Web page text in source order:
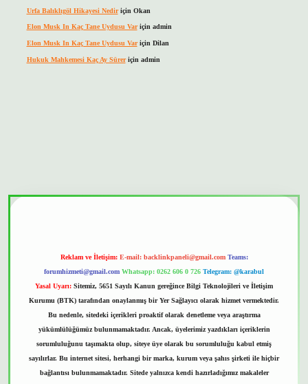
Urfa Balıklıgöl Hikayesi Nediriçin Okan
Elon Musk In Kaç Tane Uydusu Variçin admin
Elon Musk In Kaç Tane Uydusu Variçin Dilan
Hukuk Mahkemesi Kaç Ay Süreriçin admin
Reklam ve İletişim: E-mail: backlinkpaneli@gmail.com Teams:
forumhizmeti@gmail.com Whatsapp: 0262 606 0 726 Telegram: @karabul
Yasal Uyarı: Sitemiz, 5651 Sayılı Kanun gereğince Bilgi Teknolojileri ve İletişim
Kurumu (BTK) tarafından onaylanmış bir Yer Sağlayıcı olarak hizmet vermektedir.
Bu nedenle, sitedeki içerikleri proaktif olarak denetleme veya araştırma
yükümlülüğümüz bulunmamaktadır. Ancak, üyelerimiz yazdıkları içeriklerin
sorumluluğunu taşımakta olup, siteye üye olarak bu sorumluluğu kabul etmiş
sayılırlar. Bu internet sitesi, herhangi bir marka, kurum veya şahıs şirketi ile hiçbir
bağlantısı bulunmamaktadır. Sitede yalnızca kendi hazırladığımız makaleler